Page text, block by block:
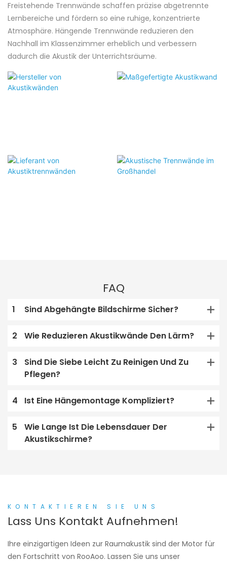
Freistehende Trennwände schaffen präzise abgetrennte
Lernbereiche und fördern so eine ruhige, konzentrierte
Atmosphäre. Hängende Trennwände reduzieren den
Nachhall im Klassenzimmer erheblich und verbessern
dadurch die Akustik der Unterrichtsräume.
FAQ
1 Sind Abgehängte Bildschirme Sicher?
2 Wie Reduzieren Akustikwände Den Lärm?
3
Sind Die Siebe Leicht Zu Reinigen Und Zu
Pflegen?
4 Ist Eine Hängemontage Kompliziert?
5
Wie Lange Ist Die Lebensdauer Der
Akustikschirme?
KONTAKTIEREN SIE UNS
Lass Uns Kontakt Aufnehmen!
Ihre einzigartigen Ideen zur Raumakustik sind der Motor für
den Fortschritt von RooAoo. Lassen Sie uns unser